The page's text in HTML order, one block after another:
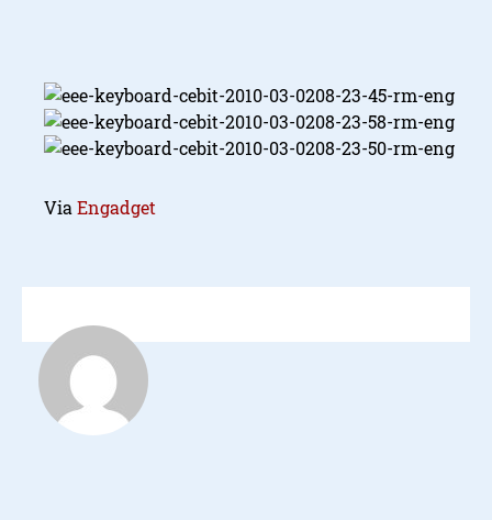
Via Engadget